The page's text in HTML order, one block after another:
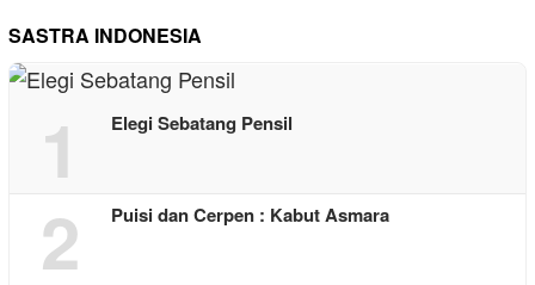
SASTRA INDONESIA
1 Elegi Sebatang Pensil
2 Puisi dan Cerpen : Kabut Asmara